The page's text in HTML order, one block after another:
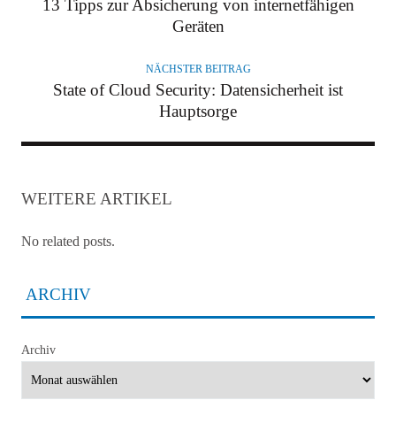
13 Tipps zur Absicherung von internetfähigen
Geräten
NÄCHSTER BEITRAG
State of Cloud Security: Datensicherheit ist
Hauptsorge
WEITERE ARTIKEL
No related posts.
ARCHIV
Archiv